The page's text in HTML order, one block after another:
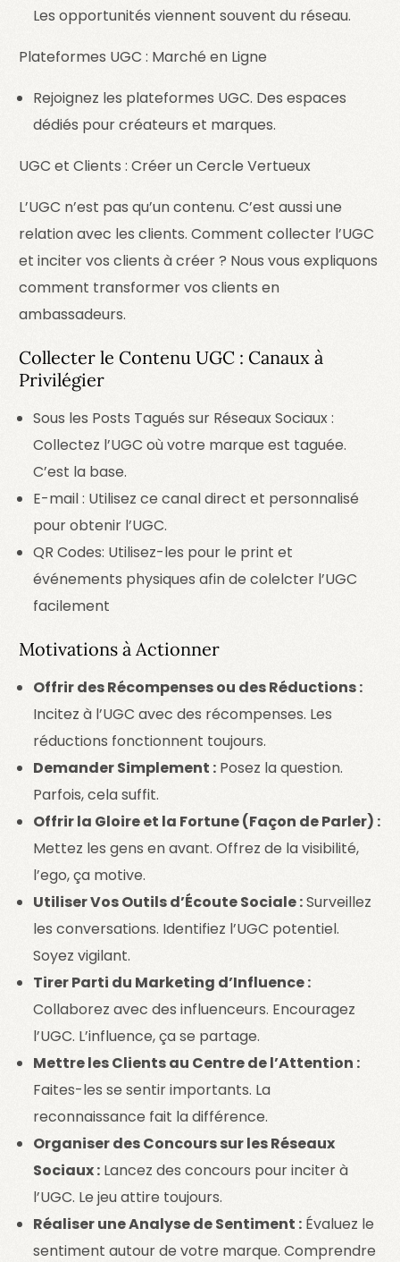
Les opportunités viennent souvent du réseau.
Plateformes UGC : Marché en Ligne
Rejoignez les plateformes UGC. Des espaces
dédiés pour créateurs et marques.
UGC et Clients : Créer un Cercle Vertueux
L’UGC n’est pas qu’un contenu. C’est aussi une
relation avec les clients. Comment collecter l’UGC
et inciter vos clients à créer ? Nous vous expliquons
comment transformer vos clients en
ambassadeurs.
Collecter le Contenu UGC : Canaux à
Privilégier
Sous les Posts Tagués sur Réseaux Sociaux :
Collectez l’UGC où votre marque est taguée.
C’est la base.
E-mail : Utilisez ce canal direct et personnalisé
pour obtenir l’UGC.
QR Codes: Utilisez-les pour le print et
événements physiques afin de colelcter l’UGC
facilement
Motivations à Actionner
Offrir des Récompenses ou des Réductions :
Incitez à l’UGC avec des récompenses. Les
réductions fonctionnent toujours.
Demander Simplement : Posez la question.
Parfois, cela suffit.
Offrir la Gloire et la Fortune (Façon de Parler) :
Mettez les gens en avant. Offrez de la visibilité,
l’ego, ça motive.
Utiliser Vos Outils d’Écoute Sociale :Surveillez
les conversations. Identifiez l’UGC potentiel.
Soyez vigilant.
Tirer Parti du Marketing d’Influence :
Collaborez avec des influenceurs. Encouragez
l’UGC. L’influence, ça se partage.
Mettre les Clients au Centre de l’Attention :
Faites-les se sentir importants. La
reconnaissance fait la différence.
Organiser des Concours sur les Réseaux
Sociaux : Lancez des concours pour inciter à
l’UGC. Le jeu attire toujours.
Réaliser une Analyse de Sentiment : Évaluez le
sentiment autour de votre marque. Comprendre